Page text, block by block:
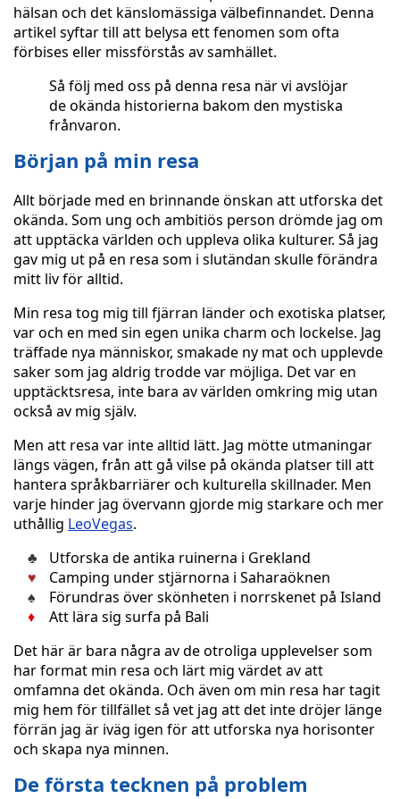
hälsan och det känslomässiga välbefinnandet. Denna
artikel syftar till att belysa ett fenomen som ofta
förbises eller missförstås av samhället.
Så följ med oss på denna resa när vi avslöjar
de okända historierna bakom den mystiska
frånvaron.
Början på min resa
Allt började med en brinnande önskan att utforska det
okända. Som ung och ambitiös person drömde jag om
att upptäcka världen och uppleva olika kulturer. Så jag
gav mig ut på en resa som i slutändan skulle förändra
mitt liv för alltid.
Min resa tog mig till fjärran länder och exotiska platser,
var och en med sin egen unika charm och lockelse. Jag
träffade nya människor, smakade ny mat och upplevde
saker som jag aldrig trodde var möjliga. Det var en
upptäcktsresa, inte bara av världen omkring mig utan
också av mig själv.
Men att resa var inte alltid lätt. Jag mötte utmaningar
längs vägen, från att gå vilse på okända platser till att
hantera språkbarriärer och kulturella skillnader. Men
varje hinder jag övervann gjorde mig starkare och mer
uthållig LeoVegas.
Utforska de antika ruinerna i Grekland
Camping under stjärnorna i Saharaöknen
Förundras över skönheten i norrskenet på Island
Att lära sig surfa på Bali
Det här är bara några av de otroliga upplevelser som
har format min resa och lärt mig värdet av att
omfamna det okända. Och även om min resa har tagit
mig hem för tillfället så vet jag att det inte dröjer länge
förrän jag är iväg igen för att utforska nya horisonter
och skapa nya minnen.
De första tecknen på problem